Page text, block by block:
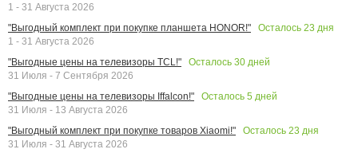
1 - 31 Августа 2026
"Выгодный комплект при покупке планшета HONOR!"
Осталось 23 дня
1 - 31 Августа 2026
"Выгодные цены на телевизоры TCL!"
Осталось 30 дней
31 Июля - 7 Сентября 2026
"Выгодные цены на телевизоры Iffalcon!"
Осталось 5 дней
31 Июля - 13 Августа 2026
"Выгодный комплект при покупке товаров Xiaomi!"
Осталось 23 дня
31 Июля - 31 Августа 2026